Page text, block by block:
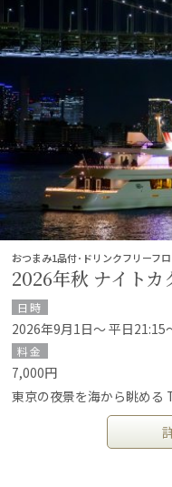
おつまみ1品付･ドリンクフリーフ
2026年秋 ナイトカ
日時
2026年9月1日～ 平日21:15
料金
7,000円
東京の夜景を海から眺める